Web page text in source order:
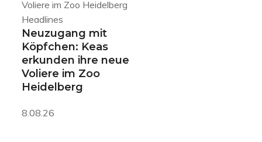
Headlines
Neuzugang mit
Köpfchen: Keas
erkunden ihre neue
Voliere im Zoo
Heidelberg
8.08.26